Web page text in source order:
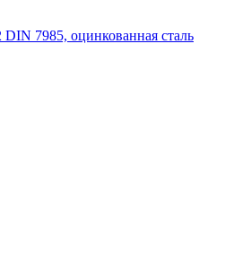
7985, оцинкованная сталь